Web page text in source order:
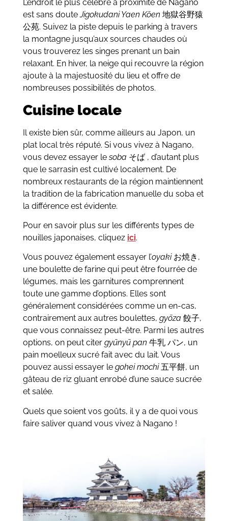
L’endroit le plus célèbre à proximité de Nagano
est sans douteJigokudani Yaen Kōen 地獄谷野猿
公苑. Suivez la piste depuis le parking à travers
la montagne jusqu’aux sources chaudes où
vous trouverez les singes prenant un bain
relaxant. En hiver, la neige qui recouvre la région
ajoute à la majestuosité du lieu et offre de
nombreuses possibilités de photos.
Cuisine locale
Il existe bien sûr, comme ailleurs au Japon, un
plat local très réputé. Si vous vivez à Nagano,
vous devez essayer lesoba そば , d’autant plus
que le sarrasin est cultivé localement. De
nombreux restaurants de la région maintiennent
la tradition de la fabrication manuelle du soba et
la différence est évidente.
Pour en savoir plus sur les différents types de
nouilles japonaises, cliquez ici.
Vous pouvez également essayer l’oyakiお焼き,
une boulette de farine qui peut être fourrée de
légumes, mais les garnitures comprennent
toute une gamme d’options. Elles sont
généralement considérées comme un en-cas,
contrairement aux autres boulettes, gyōza 餃子,
que vous connaissez peut-être. Parmi les autres
options, on peut citer gyūnyū pan 牛乳 パン, un
pain moelleux sucré fait avec du lait. Vous
pouvez aussi essayer le gohei mochi五平餅, un
gâteau de riz gluant enrobé d’une sauce sucrée
et salée.
Quels que soient vos goûts, il y a de quoi vous
faire saliver quand vous vivez à Nagano !